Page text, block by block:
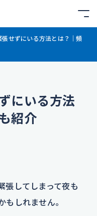
張せずにいる方法とは？｜頻
にいる方法
紹介
張してしまって夜も
もしれません。